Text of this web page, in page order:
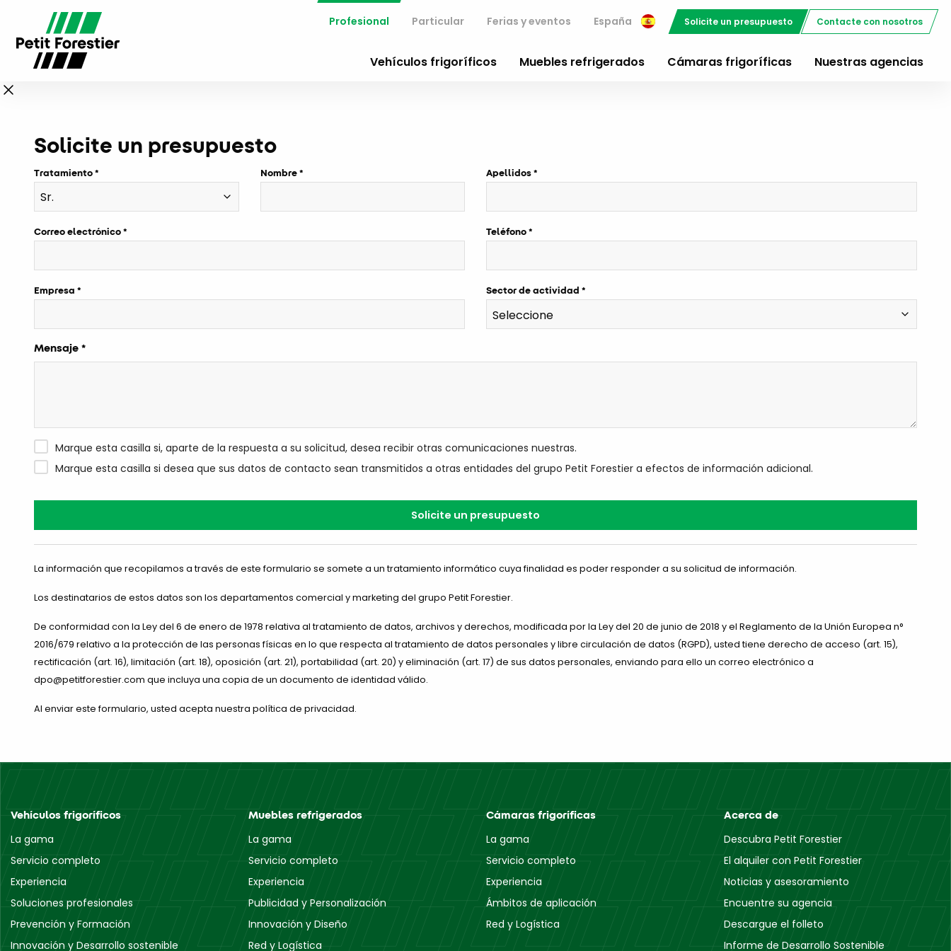
Profesional Particular Ferias y eventos España Solicite un presupuesto Contacte con nosotros
Vehículos frigoríficos Muebles refrigerados Cámaras frigoríficas Nuestras agencias
Solicite un presupuesto
Tratamiento Nombre Apellidos
Correo electrónico Teléfono
Empresa Sector de actividad
Mensaje *
Marque esta casilla si, aparte de la respuesta a su solicitud, desea recibir otras comunicaciones nuestras.
Marque esta casilla si desea que sus datos de contacto sean transmitidos a otras entidades del grupo Petit Forestier a efectos de información adicional.
La información que recopilamos a través de este formulario se somete a un tratamiento informático cuya finalidad es poder responder a su solicitud de información.
Los destinatarios de estos datos son los departamentos comercial y marketing del grupo Petit Forestier.
De conformidad con la Ley del 6 de enero de 1978 relativa al tratamiento de datos, archivos y derechos, modificada por la Ley del 20 de junio de 2018 y el Reglamento de la Unión Europea n°
2016/679 relativo a la protección de las personas físicas en lo que respecta al tratamiento de datos personales y libre circulación de datos (RGPD), usted tiene derecho de acceso (art. 15),
rectificación (art. 16), limitación (art. 18), oposición (art. 21), portabilidad (art. 20) y eliminación (art. 17) de sus datos personales, enviando para ello un correo electrónico a
dpo@petitforestier.com que incluya una copia de un documento de identidad válido.
Al enviar este formulario, usted acepta nuestra política de privacidad.
Vehículos frigoríficos
La gama
Servicio completo
Experiencia
Soluciones profesionales
Prevención y Formación
Innovación y Desarrollo sostenible
Muebles refrigerados
La gama
Servicio completo
Experiencia
Publicidad y Personalización
Innovación y Diseño
Red y Logística
Cámaras frigoríficas
La gama
Servicio completo
Experiencia
Ámbitos de aplicación
Red y Logística
Acerca de
Descubra Petit Forestier
El alquiler con Petit Forestier
Noticias y asesoramiento
Encuentre su agencia
Descargue el folleto
Informe de Desarrollo Sostenible